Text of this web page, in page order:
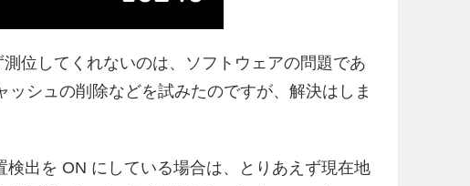
位してくれないのは、ソフトウェアの問題であ
シュの削除などを試みたのですが、解決はしま
出を ON にしている場合は、とりあえず現在地